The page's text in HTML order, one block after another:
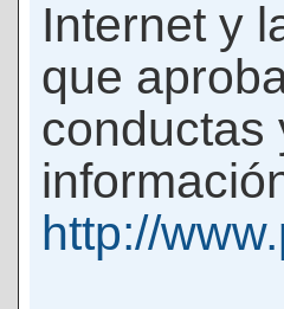
Internet y
que
conductas
http://